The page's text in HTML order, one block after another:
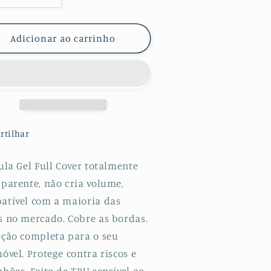
a
quantidade
de
Película
Adicionar ao carrinho
Gel Full Cover totalmente
não cria volume,
com a maioria das
no mercado. Cobre as bordas.
completa para o seu
Protege contra riscos e